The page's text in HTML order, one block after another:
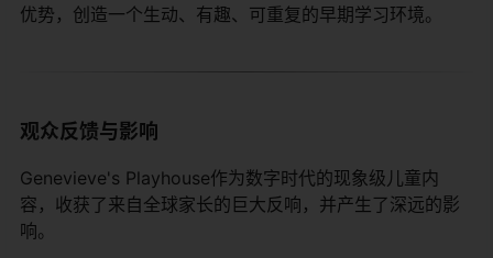
优势，创造一个生动、有趣、可重复的早期学习环境。
观众反馈与影响
Genevieve's Playhouse作为数字时代的现象级儿童内
容，收获了来自全球家长的巨大反响，并产生了深远的影
响。